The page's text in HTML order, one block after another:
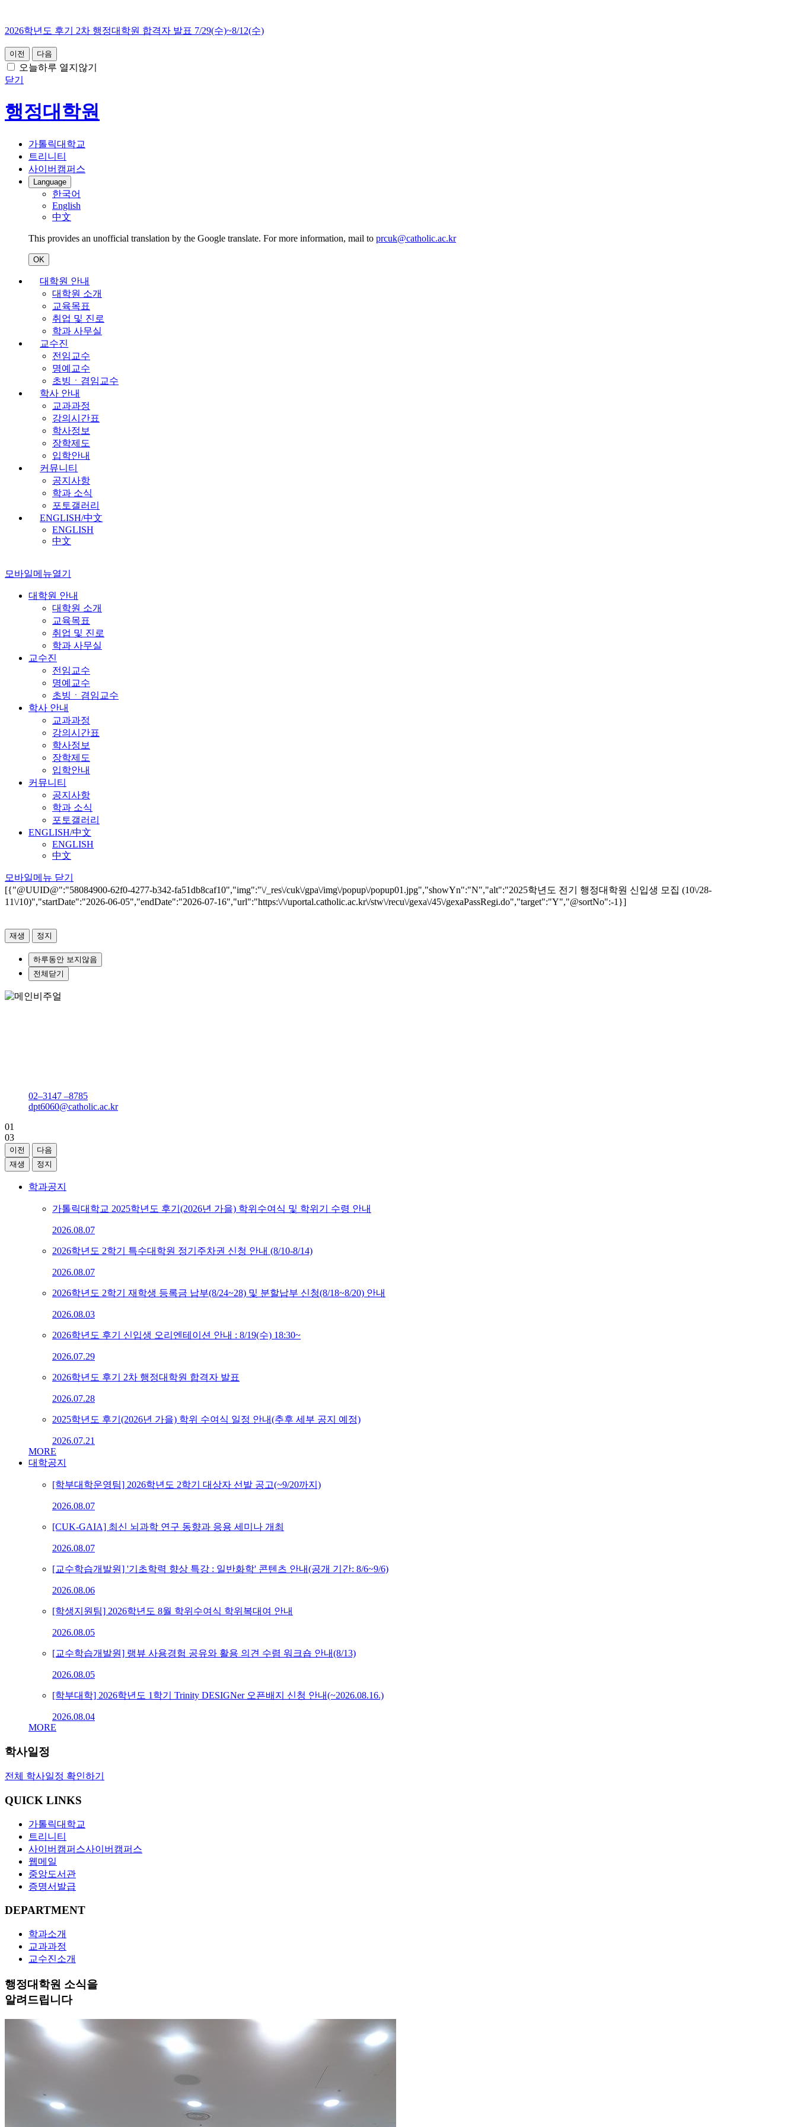
2026학년도 후기 2차 행정대학원 합격자 발표 7/29(수)~8/12(수)
이전 다음
오늘하루 열지않기
닫기
행정대학원
가톨릭대학교
트리니티
사이버캠퍼스
Language
한국어
English
中文
This provides an unofficial translation by the Google translate. For more information, mail to prcuk@catholic.ac.kr
OK
대학원 안내
대학원 소개
교육목표
취업 및 진로
학과 사무실
교수진
전임교수
명예교수
초빙ㆍ겸임교수
학사 안내
교과과정
강의시간표
학사정보
장학제도
입학안내
커뮤니티
공지사항
학과 소식
포토갤러리
ENGLISH/中文
ENGLISH
中文
모바일메뉴열기
대학원 안내
대학원 소개
교육목표
취업 및 진로
학과 사무실
교수진
전임교수
명예교수
초빙ㆍ겸임교수
학사 안내
교과과정
강의시간표
학사정보
장학제도
입학안내
커뮤니티
공지사항
학과 소식
포토갤러리
ENGLISH/中文
ENGLISH
中文
모바일메뉴 닫기
[{"@UUID@":"58084900-62f0-4277-b342-fa51db8caf10","img":"\/_res\/cuk\/gpa\/img\/popup\/popup01.jpg","showYn":"N","alt":"2025학년도 전기 행정대학원 신입생 모집 (10\/28-
11\/10)","startDate":"2026-06-05","endDate":"2026-07-16","url":"https:\/\/uportal.catholic.ac.kr\/stw\/recu\/gexa\/45\/gexaPassRegi.do","target":"Y","@sortNo":-1}]
재생 정지
하루동안 보지않음
전체닫기
02–3147 –8785
dpt6060@catholic.ac.kr
01
03
이전
다음
재생
정지
학과공지
가톨릭대학교 2025학년도 후기(2026년 가을) 학위수여식 및 학위기 수령 안내
2026.08.07
2026학년도 2학기 특수대학원 정기주차권 신청 안내 (8/10-8/14)
2026.08.07
2026학년도 2학기 재학생 등록금 납부(8/24~28) 및 분할납부 신청(8/18~8/20) 안내
2026.08.03
2026학년도 후기 신입생 오리엔테이션 안내 : 8/19(수) 18:30~
2026.07.29
2026학년도 후기 2차 행정대학원 합격자 발표
2026.07.28
2025학년도 후기(2026년 가을) 학위 수여식 일정 안내(추후 세부 공지 예정)
2026.07.21
MORE
대학공지
[학부대학운영팀] 2026학년도 2학기 대상자 선발 공고(~9/20까지)
2026.08.07
[CUK-GAIA] 최신 뇌과학 연구 동향과 응용 세미나 개최
2026.08.07
[교수학습개발원] '기초학력 향상 특강 : 일반화학' 콘텐츠 안내(공개 기간: 8/6~9/6)
2026.08.06
[학생지원팀] 2026학년도 8월 학위수여식 학위복대여 안내
2026.08.05
[교수학습개발원] 랭뷰 사용경험 공유와 활용 의견 수렴 워크숍 안내(8/13)
2026.08.05
[학부대학] 2026학년도 1학기 Trinity DESIGNer 오픈배지 신청 안내(~2026.08.16.)
2026.08.04
MORE
학사일정
전체 학사일정 확인하기
QUICK LINKS
가톨릭대학교
트리니티
사이버캠퍼스사이버캠퍼스
웹메일
중앙도서관
증명서발급
DEPARTMENT
학과소개
교과과정
교수진소개
행정대학원 소식을
알려드립니다